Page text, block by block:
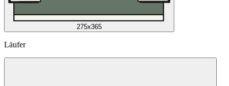
275x365
Läufer